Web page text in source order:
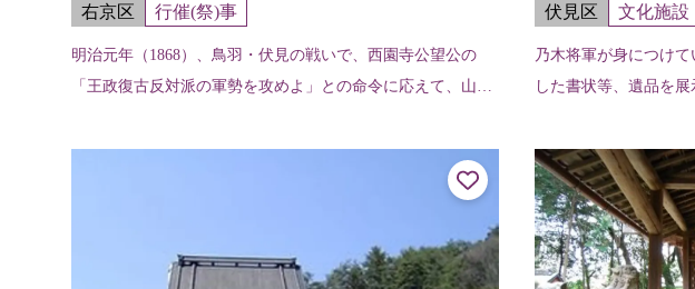
右京区 行催(祭)事
明治元年（1868）、鳥羽・伏見の戦いで、西園寺公望公の
「王政復古反対派の軍勢を攻めよ」との命令に応えて、山国
国隊を結成。大総督有栖川宮の...
伏見区 文化施設
乃木将軍が身につけ
した書状等、遺品を